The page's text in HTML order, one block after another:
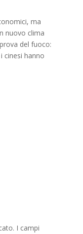
ma
nuovo clima
del fuoco:
cinesi hanno
I campi